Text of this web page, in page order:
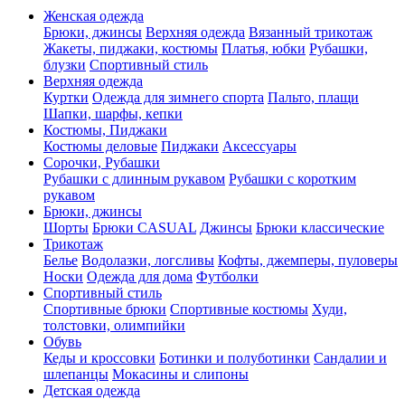
Женская одежда
Брюки, джинсы Верхняя одежда Вязанный трикотаж
Жакеты, пиджаки, костюмы Платья, юбки Рубашки,
блузки Спортивный стиль
Верхняя одежда
Куртки Одежда для зимнего спорта Пальто, плащи
Шапки, шарфы, кепки
Костюмы, Пиджаки
Костюмы деловые Пиджаки Аксессуары
Сорочки, Рубашки
Рубашки с длинным рукавом Рубашки с коротким
рукавом
Брюки, джинсы
Шорты Брюки CASUAL Джинсы Брюки классические
Трикотаж
Белье Водолазки, логсливы Кофты, джемперы, пуловеры
Носки Одежда для дома Футболки
Спортивный стиль
Спортивные брюки Спортивные костюмы Худи,
толстовки, олимпийки
Обувь
Кеды и кроссовки Ботинки и полуботинки Сандалии и
шлепанцы Мокасины и слипоны
Детская одежда